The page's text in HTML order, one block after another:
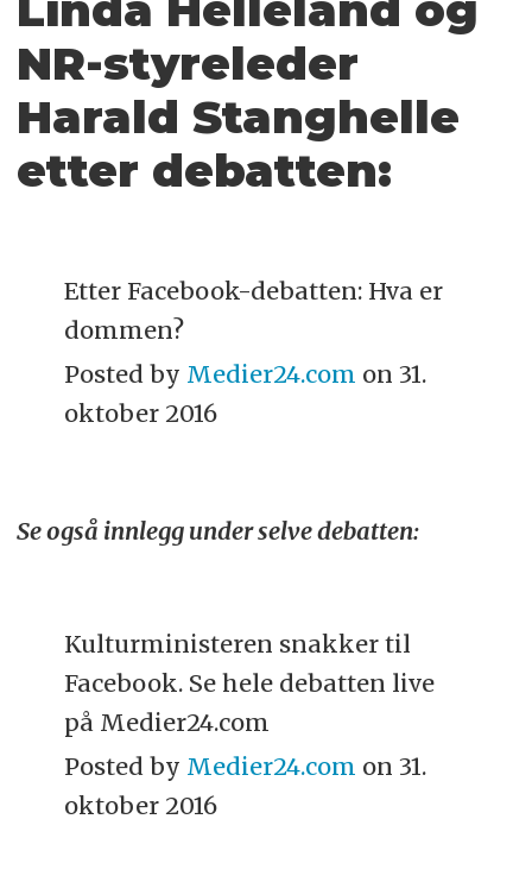
NR-styreleder
Harald Stanghelle
etter debatten:
Etter Facebook-debatten: Hva er
dommen?
Posted by Medier24.com on 31.
oktober 2016
Se også innlegg under selve debatten:
Kulturministeren snakker til
Facebook. Se hele debatten live
på Medier24.com
Posted by Medier24.com on 31.
oktober 2016